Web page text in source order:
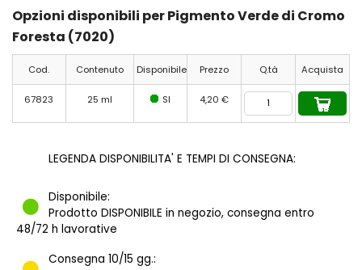
Opzioni disponibili per Pigmento Verde di Cromo
Foresta (7020)
Cod. Contenuto Disponibile Prezzo Q.tà Acquista
67823 25 ml SI 4,20 €
LEGENDA DISPONIBILITA' E TEMPI DI CONSEGNA:
Disponibile:
Prodotto DISPONIBILE in negozio, consegna entro
48/72 h lavorative
Consegna 10/15 gg.: